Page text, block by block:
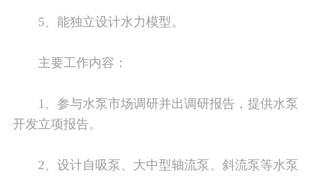
5、能独立设计水力模型。
主要工作内容：
1、参与水泵市场调研并出调研报告，提供水泵
开发立项报告。
2、设计自吸泵、大中型轴流泵、斜流泵等水泵